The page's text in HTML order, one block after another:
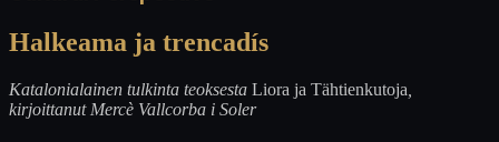
Halkeama ja trencadís
Katalonialainen tulkinta teoksesta Liora ja Tähtienkutoja
kirjoittanut Mercè Vallcorba i Soler